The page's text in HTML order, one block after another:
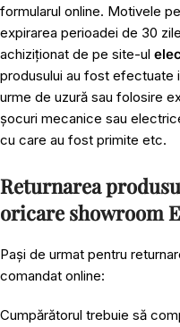
formularul online. Motivele
expirarea perioadei de 30
achiziționat de pe site-ul
produsului au fost efectuate
urme de uzură sau folosire
șocuri mecanice sau
cu care au fost primite etc.
Returnarea
oricare showroom
Pași de urmat pentru
comandat online:
Cumpărătorul trebuie să